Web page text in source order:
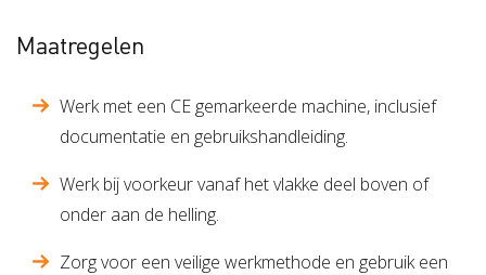
Maatregelen
Werk met een CE gemarkeerde machine, inclusief
documentatie en gebruikshandleiding.
Werk bij voorkeur vanaf het vlakke deel boven of
onder aan de helling.
Zorg voor een veilige werkmethode en gebruik een